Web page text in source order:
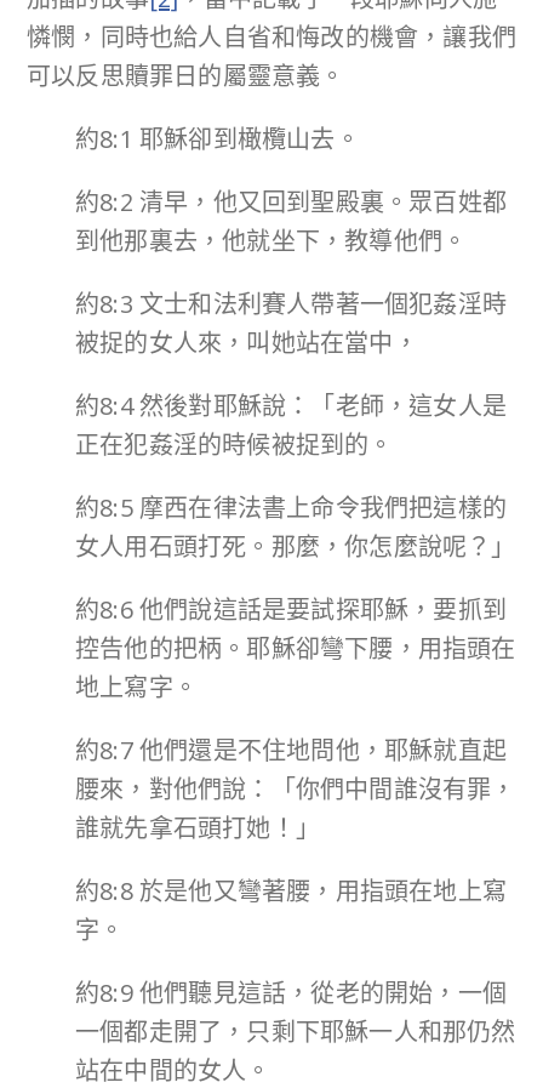
憐憫，同時也給人自省和悔改的機會，讓我們
可以反思贖罪日的屬靈意義。
約8:1 耶穌卻到橄欖山去。
約8:2 清早，他又回到聖殿裏。眾百姓都
到他那裏去，他就坐下，教導他們。
約8:3 文士和法利賽人帶著一個犯姦淫時
被捉的女人來，叫她站在當中，
約8:4 然後對耶穌說：「老師，這女人是
正在犯姦淫的時候被捉到的。
約8:5 摩西在律法書上命令我們把這樣的
女人用石頭打死。那麼，你怎麼說呢？」
約8:6 他們說這話是要試探耶穌，要抓到
控告他的把柄。耶穌卻彎下腰，用指頭在
地上寫字。
約8:7 他們還是不住地問他，耶穌就直起
腰來，對他們說：「你們中間誰沒有罪，
誰就先拿石頭打她！」
約8:8 於是他又彎著腰，用指頭在地上寫
字。
約8:9 他們聽見這話，從老的開始，一個
一個都走開了，只剩下耶穌一人和那仍然
站在中間的女人。